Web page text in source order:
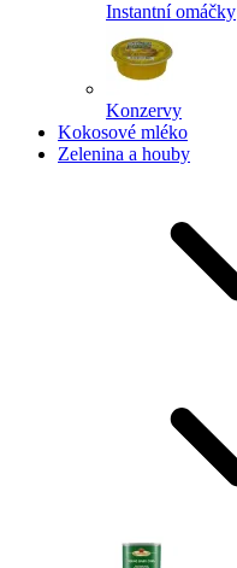
Instantní omáčky
Konzervy
Kokosové mléko
Zelenina a houby